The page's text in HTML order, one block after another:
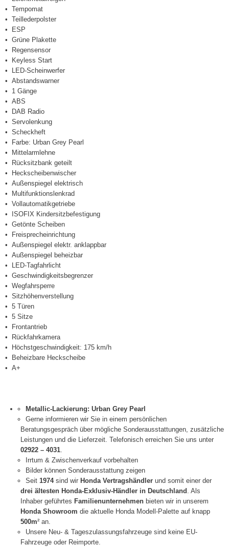
Tempomat
Teillederpolster
ESP
Grüne Plakette
Regensensor
Keyless Start
LED-Scheinwerfer
Abstandswarner
1 Gänge
ABS
DAB Radio
Servolenkung
Scheckheft
Farbe: Urban Grey Pearl
Mittelarmlehne
Rücksitzbank geteilt
Heckscheibenwischer
Außenspiegel elektrisch
Multifunktionslenkrad
Vollautomatikgetriebe
ISOFIX Kindersitzbefestigung
Getönte Scheiben
Freisprecheinrichtung
Außenspiegel elektr. anklappbar
Außenspiegel beheizbar
LED-Tagfahrlicht
Geschwindigkeitsbegrenzer
Wegfahrsperre
Sitzhöhenverstellung
5 Türen
5 Sitze
Frontantrieb
Rückfahrkamera
Höchstgeschwindigkeit: 175 km/h
Beheizbare Heckscheibe
A+
Metallic-Lackierung: Urban Grey Pearl
Gerne informieren wir Sie in einem persönlichen
Beratungsgespräch über mögliche Sonderausstattungen, zusätzliche
Leistungen und die Lieferzeit. Telefonisch erreichen Sie uns unter
02922 – 4031.
Irrtum & Zwischenverkauf vorbehalten
Bilder können Sonderausstattung zeigen
Seit 1974 sind wir Honda Vertragshändler und somit einer der
drei ältesten Honda-Exklusiv-Händler in Deutschland . Als
Inhaber geführtes Familienunternehmen bieten wir in unserem
Honda Showroom die aktuelle Honda Modell-Palette auf knapp
500m² an.
Unsere Neu- & Tageszulassungsfahrzeuge sind keine EU-
Fahrzeuge oder Reimporte.